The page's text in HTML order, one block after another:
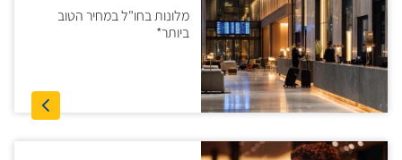
מלונות בחו"ל במחיר הטוב
ביותר*